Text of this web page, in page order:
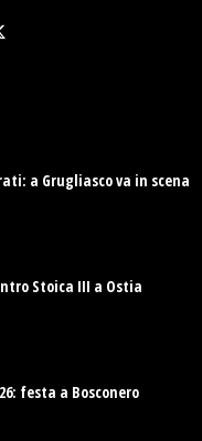
a Grugliasco va in scena
Stoica III a Ostia
festa a Bosconero